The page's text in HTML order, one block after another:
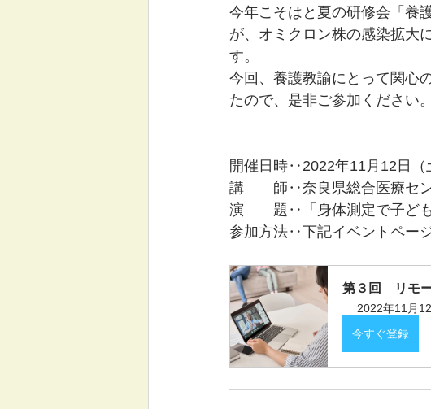
今年こそはと夏の研修会「養
が、オミクロン株の感染拡大
す。
今回、養護教諭にとって関心
たので、是非ご参加ください。
開催日時‥2022年11月12日（
講　　師‥奈良県総合医療セ
演　　題‥「身体測定で子ど
参加方法‥下記イベントペー
第３回　リモ
2022年11月
今すぐ登録